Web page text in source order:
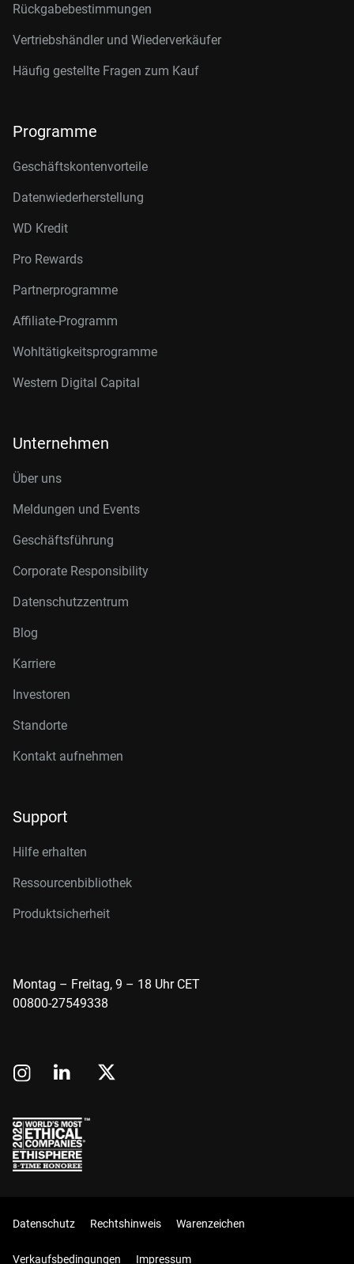
Rückgabebestimmungen
Vertriebshändler und Wiederverkäufer
Häufig gestellte Fragen zum Kauf
Programme
Geschäftskontenvorteile
Datenwiederherstellung
WD Kredit
Pro Rewards
Partnerprogramme
Affiliate-Programm
Wohltätigkeitsprogramme
Western Digital Capital
Unternehmen
Über uns
Meldungen und Events
Geschäftsführung
Corporate Responsibility
Datenschutzzentrum
Blog
Karriere
Investoren
Standorte
Kontakt aufnehmen
Support
Hilfe erhalten
Ressourcenbibliothek
Produktsicherheit
Montag – Freitag, 9 – 18 Uhr CET
00800-27549338
Datenschutz Rechtshinweis Warenzeichen
Verkaufsbedingungen Impressum